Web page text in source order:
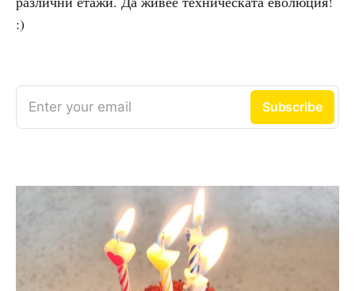
:)
Enter your email Subscribe